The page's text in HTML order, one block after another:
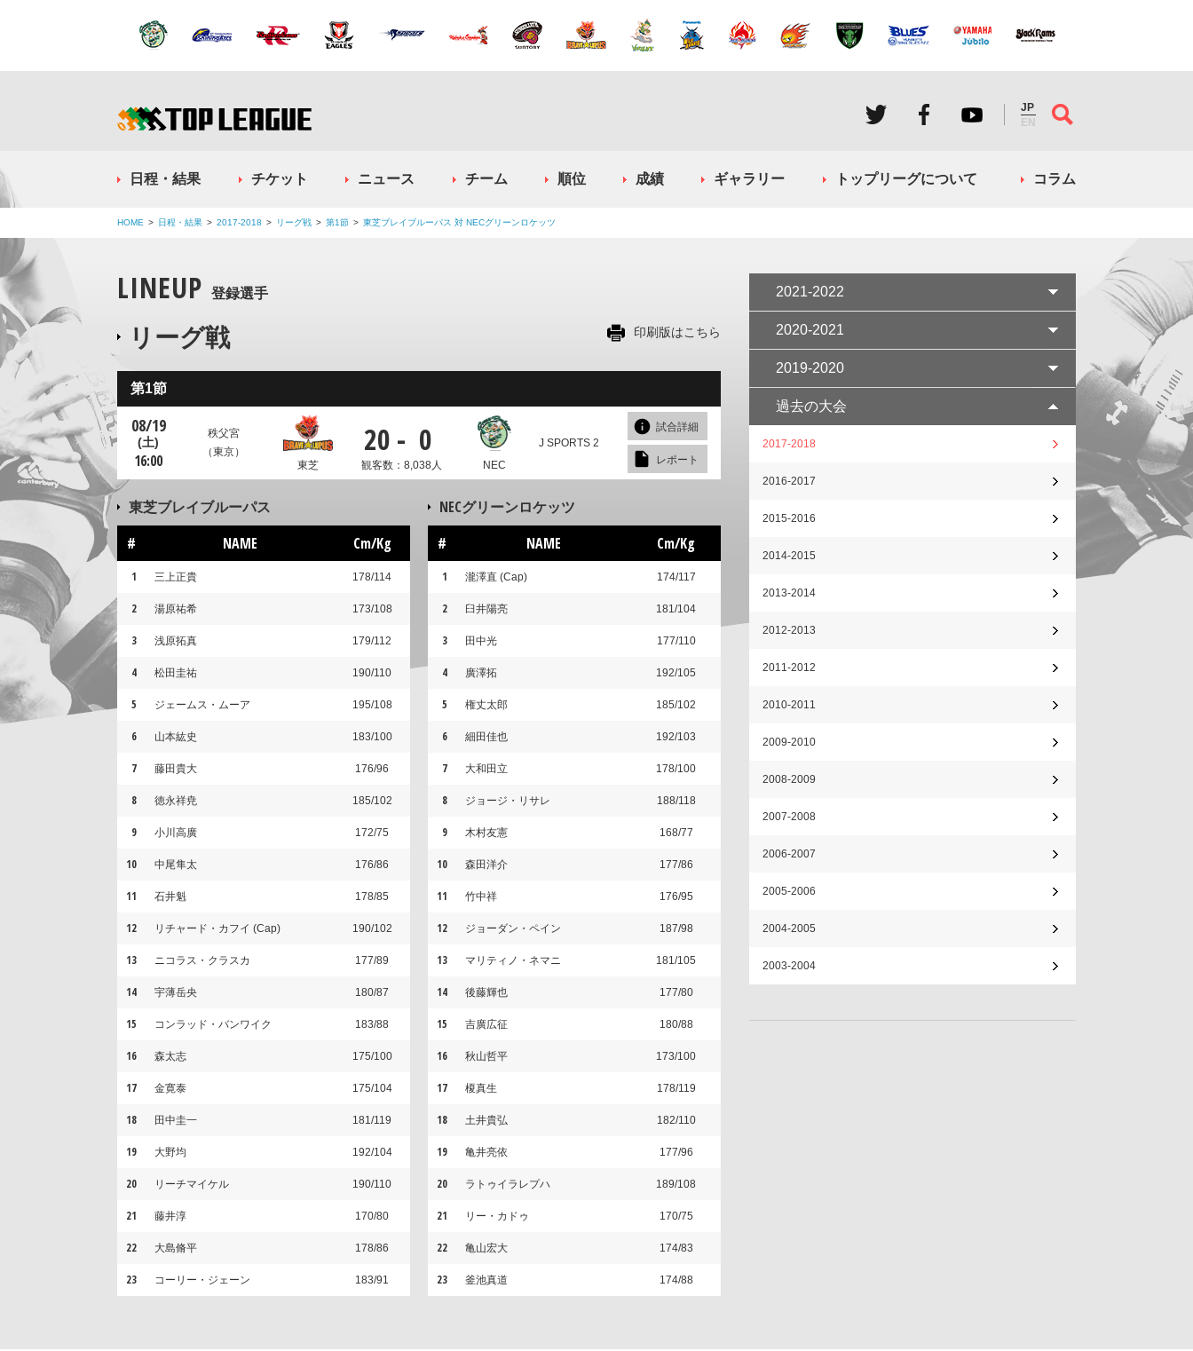
JP
EN
日程・結果 チケット ニュース チーム 順位 成績 ギャラリー トップリーグについて コラム
HOME 日程・結果 2017-2018 リーグ戦 第1節 東芝ブレイブルーパス 対 NECグリーンロケッツ
LINEUP 登録選手
印刷版はこちら
リーグ戦
第1節
08/19
(土)
16:00
秩父宮
（東京）
東芝
20 - 0
観客数：8,038人 NEC
J SPORTS 2
試合詳細
レポート
東芝ブレイブルーパス
#
NAME Cm/Kg
1 三上正貴 178/114
2 湯原祐希 173/108
3 浅原拓真 179/112
4 松田圭祐 190/110
5 ジェームス・ムーア 195/108
6 山本紘史 183/100
7 藤田貴大 176/96
8 徳永祥尭 185/102
9 小川高廣 172/75
10 中尾隼太 176/86
11 石井魁 178/85
12 リチャード・カフイ (Cap) 190/102
13 ニコラス・クラスカ 177/89
14 宇薄岳央 180/87
15 コンラッド・バンワイク 183/88
16 森太志 175/100
17 金寛泰 175/104
18 田中圭一 181/119
19 大野均 192/104
20 リーチマイケル 190/110
21 藤井淳 170/80
22 大島脩平 178/86
23 コーリー・ジェーン 183/91
NECグリーンロケッツ
#
NAME Cm/Kg
1 瀧澤直 (Cap) 174/117
2 臼井陽亮 181/104
3 田中光 177/110
4 廣澤拓 192/105
5 権丈太郎 185/102
6 細田佳也 192/103
7 大和田立 178/100
8 ジョージ・リサレ 188/118
9 木村友憲 168/77
10 森田洋介 177/86
11 竹中祥 176/95
12 ジョーダン・ペイン 187/98
13 マリティノ・ネマニ 181/105
14 後藤輝也 177/80
15 吉廣広征 180/88
16 秋山哲平 173/100
17 榎真生 178/119
18 土井貴弘 182/110
19 亀井亮依 177/96
20 ラトゥイラレプハ 189/108
21 リー・カドゥ 170/75
22 亀山宏大 174/83
23 釜池真道 174/88
2021-2022
2020-2021
2019-2020
過去の大会
2017-2018
2016-2017
2015-2016
2014-2015
2013-2014
2012-2013
2011-2012
2010-2011
2009-2010
2008-2009
2007-2008
2006-2007
2005-2006
2004-2005
2003-2004